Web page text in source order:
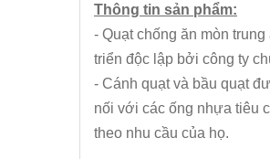
Thông tin sản phẩm:
- Quạt chống ăn mòn
triển độc lập bởi công ty
- Cánh quạt và bầu quạt
nối với các ống nhựa tiêu
theo nhu cầu của họ.